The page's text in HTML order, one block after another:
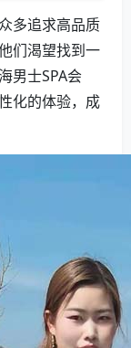
多追求高品质
们渴望找到一
男士SPA会
化的体验，成